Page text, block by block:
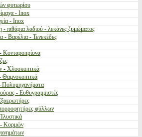
φυτωρίου
- Inox
- Inox
- πιθάρια λαδιού - λεκάνες ζυμώματος
- Βαρέλια - Τενεκέδες
Κονταροπρίονα
- Χλοοκοπτικά
Θαμνοκοπτικά
Πολυμηχανήματα
- Ευθυγραμμιστές
φύλλων
- Κορμών